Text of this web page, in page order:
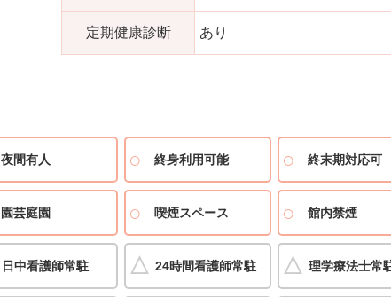
定期健康診断 あり
夜間有人 終身利用可能 終末期対応可
園芸庭園 喫煙スペース 館内禁煙
日中看護師常駐 24時間看護師常駐 理学療法士常